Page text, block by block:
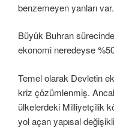
benzemeyen yanları var.
Büyük Buhran
ekonomi neredeyse
Temel olarak Devletin
kriz çözümlenmiş.
ülkelerdeki Milliyetçilik
yol açan yapısal